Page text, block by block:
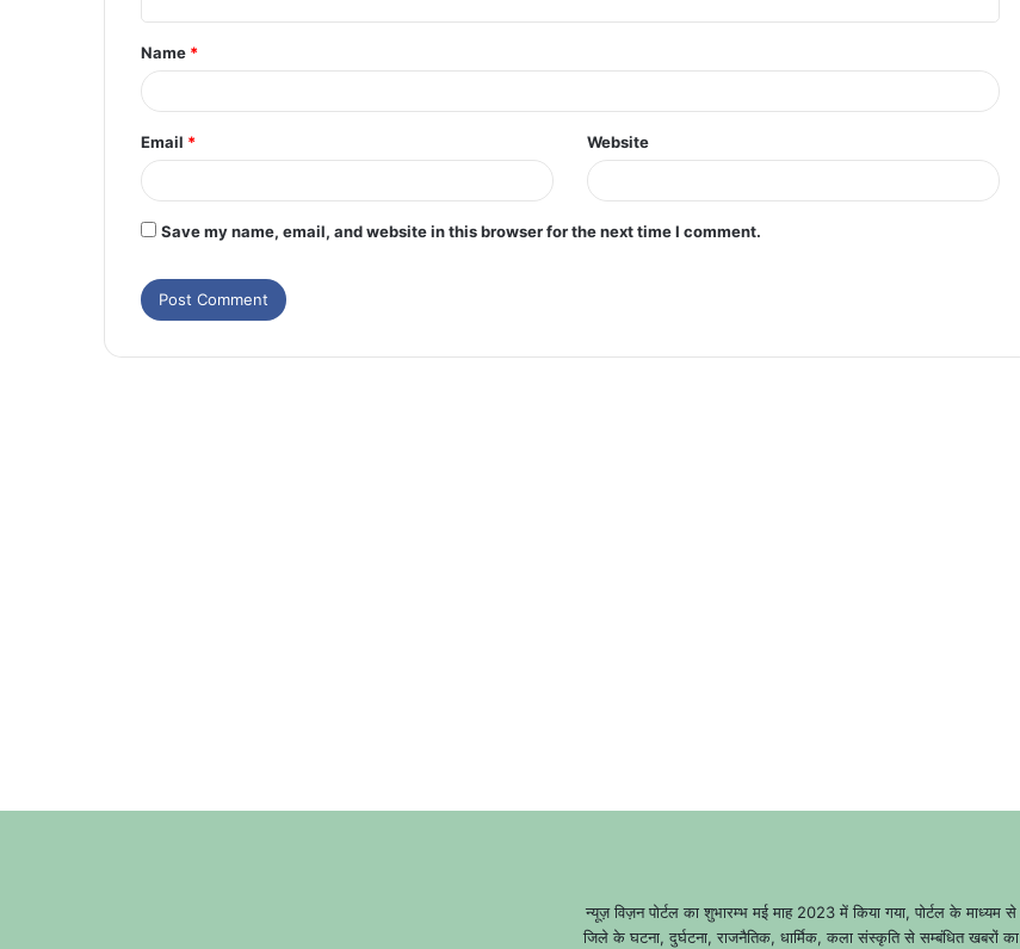
Name *
Email * Website
Save my name, email, and website in this browser for the next time I comment.
न्यूज़ विज़न पोर्टल का शुभारम्भ मई माह 2023 में किया गया, पोर्टल के माध्यम से
जिले के घटना, दुर्घटना, राजनैतिक, धार्मिक, कला संस्कृति से सम्बंधित खबरों का